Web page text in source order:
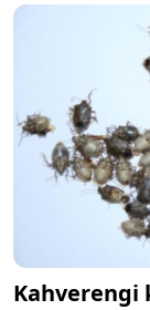
indirimlerinin
yükselmeye
adımların